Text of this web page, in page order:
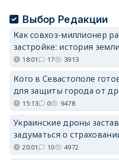
Выбор Редакции
Как совхоз-миллионер
застройке: история
18:01 17 3913
Кого в Севастополе
для защиты города от
15:13 0 9478
Украинские дроны
задуматься о
20:01 10 4972